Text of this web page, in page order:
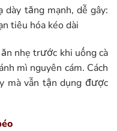
dày tăng mạnh, dễ gây:
tiêu hóa kéo dài
nhẹ trước khi uống cà
mì nguyên cám. Cách
mà vẫn tận dụng được